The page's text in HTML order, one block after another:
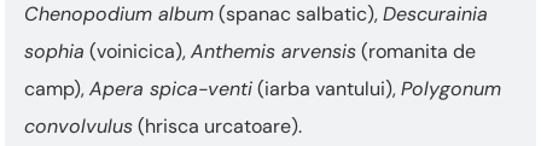
Chenopodium album(spanac salbatic),Descurainia
sophia (voinicica),Anthemis arvensis(romanita de
camp),Apera spica-venti(iarba vantului),Polygonum
convolvulus(hrisca urcatoare).